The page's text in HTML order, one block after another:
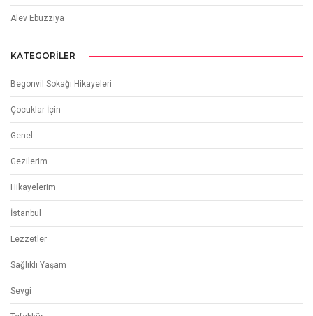
Alev Ebüzziya
KATEGORILER
Begonvil Sokağı Hikayeleri
Çocuklar İçin
Genel
Gezilerim
Hikayelerim
İstanbul
Lezzetler
Sağlıklı Yaşam
Sevgi